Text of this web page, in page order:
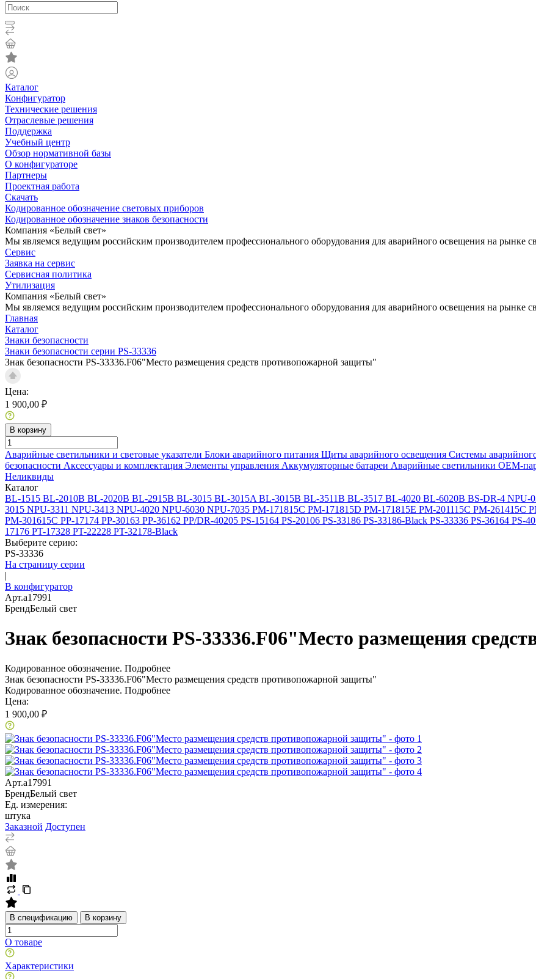
Каталог
Конфигуратор
Технические решения
Отраслевые решения
Поддержка
Учебный центр
Обзор нормативной базы
О конфигураторе
Партнеры
Проектная работа
Скачать
Кодированное обозначение световых приборов
Кодированное обозначение знаков безопасности
Компания «Белый свет»
Мы являемся ведущим российским производителем профессионального оборудования для аварийного освещения на рынке
Сервис
Заявка на сервис
Сервисная политика
Утилизация
Компания «Белый свет»
Мы являемся ведущим российским производителем профессионального оборудования для аварийного освещения на рынке
Главная
Каталог
Знаки безопасности
Знаки безопасности серии PS-33336
Знак безопасности PS-33336.F06"Место размещения средств противопожарной защиты"
Цена:
1 900,00 ₽
В корзину
Аварийные светильники и световые указатели Блоки аварийного питания Щиты аварийного освещения Системы
безопасности Аксессуары и комплектация Элементы управления Аккумуляторные батареи Аварийные светильники ОЕМ-
Неликвиды
Каталог
BL-1515 BL-2010B BL-2020B BL-2915B BL-3015 BL-3015A BL-3015B BL-3511B BL-3517 BL-4020 BL-6020B BS-DR-4 NPU-
3015 NPU-3311 NPU-3413 NPU-4020 NPU-6030 NPU-7035 PM-171815C PM-171815D PM-171815E PM-201115C PM-261415C
PM-301615C PP-17174 PP-30163 PP-36162 PP/DR-40205 PS-15164 PS-20106 PS-33186 PS-33186-Black PS-33336 PS-36164 PS-
17176 PT-17328 PT-22228 PT-32178-Black
Выберите серию:
PS-33336
На страницу серии
|
В конфигуратор
Арт.a17991
БрендБелый свет
Знак безопасности PS-33336.F06"Место размещения
Кодированное обозначение. Подробнее
Знак безопасности PS-33336.F06"Место размещения средств противопожарной защиты"
Кодированное обозначение. Подробнее
Цена:
1 900,00 ₽
Арт.a17991
БрендБелый свет
Ед. измерения:
штука
Заказной Доступен
В спецификацию В корзину
О товаре
Характеристики